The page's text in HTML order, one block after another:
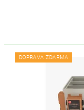
DOPRAVA ZDARMA